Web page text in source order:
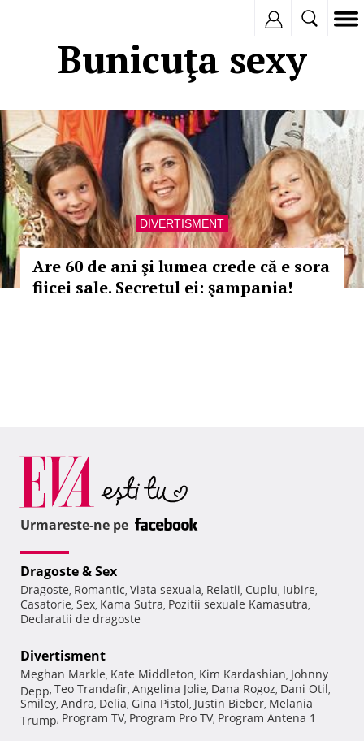
Bunicuţa sexy
DIVERTISMENT
Are 60 de ani şi lumea crede că e sora
fiicei sale. Secretul ei: şampania!
Urmareste-ne pe
Dragoste & Sex
Dragoste, Romantic, Viata sexuala, Relatii, Cuplu, Iubire,
Casatorie, Sex, Kama Sutra, Pozitii sexuale Kamasutra,
Declaratii de dragoste
Divertisment
Meghan Markle, Kate Middleton, Kim Kardashian, Johnny
Depp, Teo Trandafir, Angelina Jolie, Dana Rogoz, Dani Otil,
Smiley, Andra, Delia, Gina Pistol, Justin Bieber, Melania
Trump, Program TV, Program Pro TV, Program Antena 1